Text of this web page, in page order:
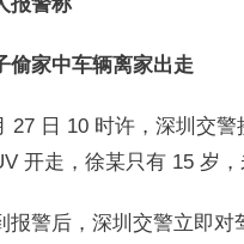
偷家中车辆离家出走
27 日 10 时许，深圳交
开走，徐某只有 15 岁
报警后，深圳交警立即